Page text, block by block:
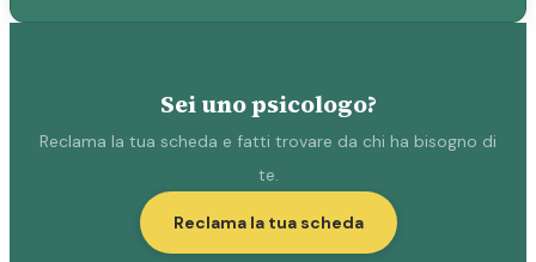
Sei uno psicologo?
Reclama la tua scheda e fatti trovare da chi ha bisogno di
te.
Reclama la tua scheda